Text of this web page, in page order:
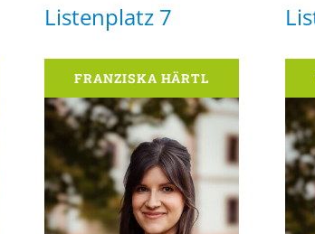
Listenplatz 7
FRANZISKA HÄRTL